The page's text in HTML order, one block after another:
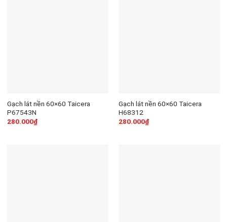
Gạch lát nền 60×60 Taicera
P67543N
280.000₫
Gạch lát nền 60×60 Taicera
H68312
280.000₫